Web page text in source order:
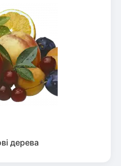
дерева